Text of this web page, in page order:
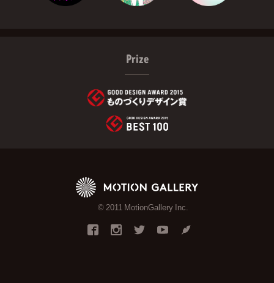
Prize
© 2011 MotionGallery Inc.